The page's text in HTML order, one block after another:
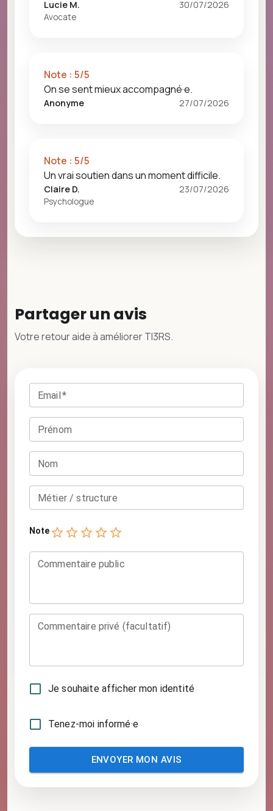
Lucie M.
Avocate
30/07/2026
Note : 5/5
On se sent mieux accompagné·e.
Anonyme 27/07/2026
Note : 5/5
Un vrai soutien dans un moment difficile.
Claire D.
Psychologue
23/07/2026
Partager un avis
Votre retour aide à améliorer TI3RS.
Email*
Prénom
Nom
Métier / structure
Note 1 · À améliorer
2 · Peut mieux faire
3 · Satisfaisant
4 · Très bien
Commentaire public
Commentaire privé (facultatif)
Je souhaite afficher mon identité
Tenez-moi informé·e
ENVOYER MON AVIS